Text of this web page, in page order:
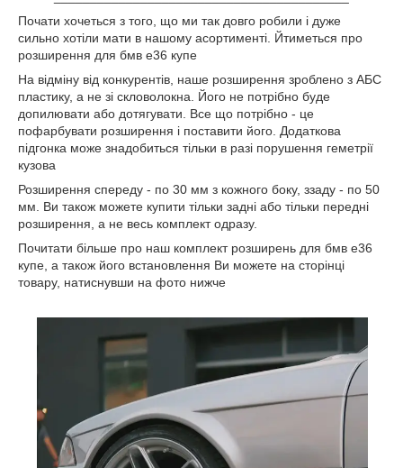
Почати хочеться з того, що ми так довго робили і дуже
сильно хотіли мати в нашому асортименті. Йтиметься про
розширення для бмв е36 купе
На відміну від конкурентів, наше розширення зроблено з АБС
пластику, а не зі скловолокна. Його не потрібно буде
допилювати або дотягувати. Все що потрібно - це
пофарбувати розширення і поставити його. Додаткова
підгонка може знадобиться тільки в разі порушення геметрії
кузова
Розширення спереду - по 30 мм з кожного боку, ззаду - по 50
мм. Ви також можете купити тільки задні або тільки передні
розширення, а не весь комплект одразу.
Почитати більше про наш комплект розширень для бмв е36
купе, а також його встановлення Ви можете на сторінці
товару, натиснувши на фото нижче